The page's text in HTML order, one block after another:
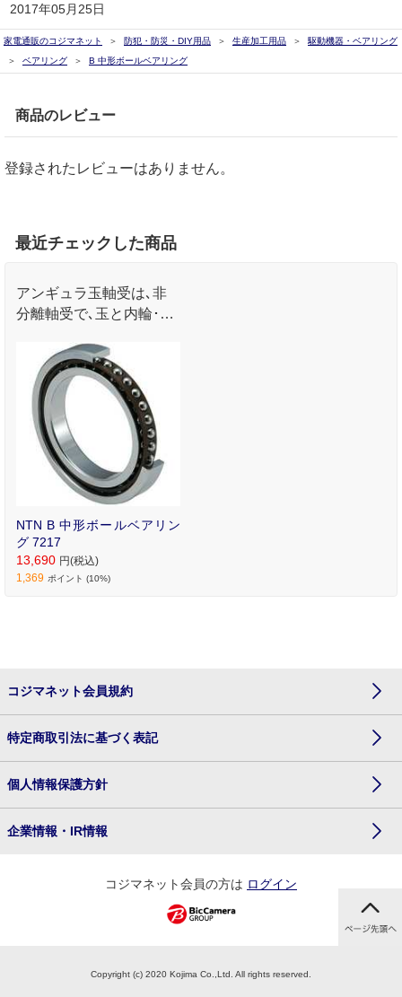
2017年05月25日
家電通販のコジマネット 防犯・防災・DIY用品 生産加工用品
駆動機器・ベアリング
ベアリング
B 中形ボールベアリング
商品のレビュー
登録されたレビューはありません。
最近チェックした商品
アンギュラ玉軸受は､非
分離軸受で､玉と内輪･外
がラジアル方向に対して
ある角度(接触角)をもっ
ています｡
NTN B 中形ボールベアリン
グ 7217
13,690 円(税込)
1,369 ポイント (10%)
コジマネット会員規約
特定商取引法に基づく表記
個人情報保護方針
企業情報・IR情報
コジマネット会員の方は ログイン
Copyright (c) 2020 Kojima Co.,Ltd. All rights reserved.